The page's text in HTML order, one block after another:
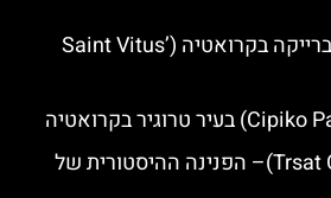
קתדרלת סנט ויטוס ברייקה בקרואטיה (Saint Vitus’
טירת טרסט (Trsat Castle)– הפנינה ההיסטורית של